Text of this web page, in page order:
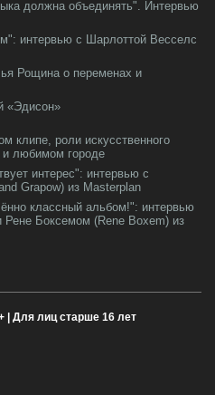
должна объединять". Интервью
интервью с Шарлоттой Весселс
Рощина о переменах и
«Эдисон»
клипе, роли искусственного
и любимом городе
интерес": интервью с
Grapow) из Masterplan
классный альбом!": интервью
Рене Боксемом (Rene Boxem) из
| Для лиц старше 16 лет